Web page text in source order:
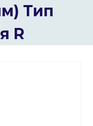
Тип
R